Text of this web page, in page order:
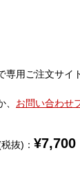
専用ご注文サイ
お問い合わせ
抜)： ¥7,700